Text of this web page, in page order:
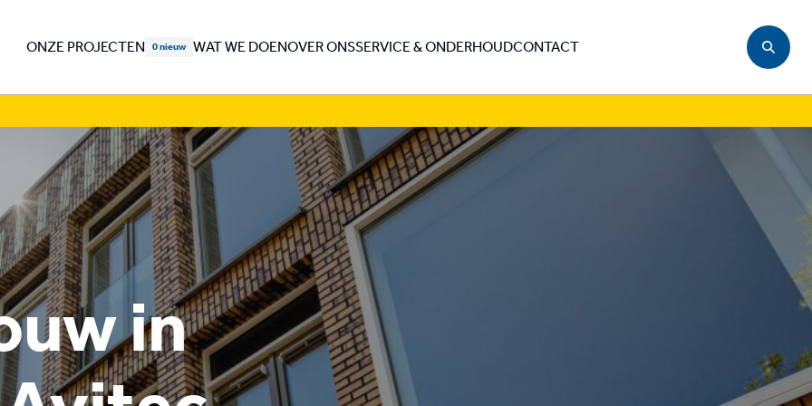
ONZE PROJECTEN WAT WE DOENOVER ONSSERVICE & ONDERHOUDCONTACT
in